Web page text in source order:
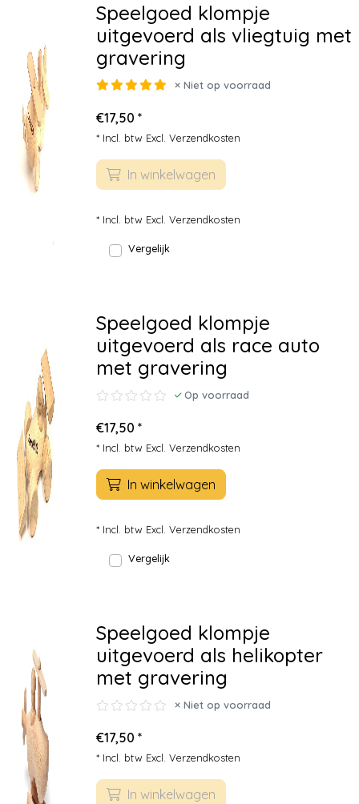
Speelgoed klompje
uitgevoerd als vliegtuig met
gravering
Niet op voorraad
€17,50 *
* Incl. btw Excl. Verzendkosten
In winkelwagen
* Incl. btw Excl. Verzendkosten
Vergelijk
Speelgoed klompje
uitgevoerd als race auto
met gravering
Op voorraad
€17,50 *
* Incl. btw Excl. Verzendkosten
In winkelwagen
* Incl. btw Excl. Verzendkosten
Vergelijk
Speelgoed klompje
uitgevoerd als helikopter
met gravering
Niet op voorraad
€17,50 *
* Incl. btw Excl. Verzendkosten
In winkelwagen